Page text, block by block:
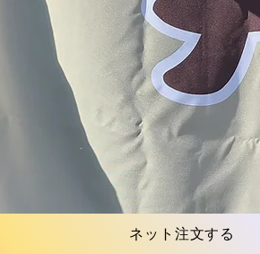
ネット注文する